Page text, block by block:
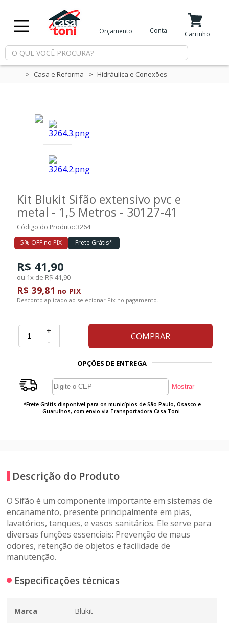
Minha Conta
Meus Favoritos
Departamentos
Piscina
Marcas
PROMOÇÃO
Orçamento Conta Carrinho
Casa e Reforma Hidráulica e Conexões
Kit Blukit Sifão extensivo pvc e
metal - 1,5 Metros - 30127-41
Código do Produto: 3264
5% OFF no PIX
Frete Grátis*
R$ 41,90
ou 1x de R$ 41,90
R$ 39,81 no PIX
Desconto aplicado ao selecionar Pix no pagamento.
+
-
COMPRAR
OPÇÕES DE ENTREGA
*Frete Grátis disponível para os municípios de São Paulo, Osasco e
Guarulhos, com envio via Transportadora Casa Toni.
Descrição do Produto
O Sifão é um componente importante em sistemas de
encanamento, presente principalmente em pias,
lavatórios, tanques, e vasos sanitários. Ele serve para
diversas funções essenciais: Prevenção de maus
odores, retenção de objetos e facilidade de
manutenção.
Especificações técnicas
Marca Blukit